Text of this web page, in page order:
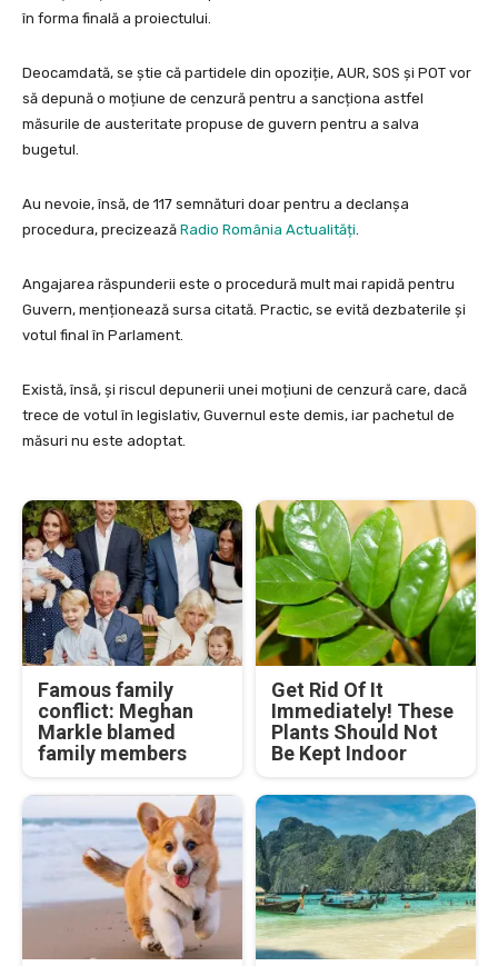
în forma finală a proiectului.
Deocamdată, se știe că partidele din opoziție, AUR, SOS și POT vor
să depună o moțiune de cenzură pentru a sancționa astfel
măsurile de austeritate propuse de guvern pentru a salva
bugetul.
Au nevoie, însă, de 117 semnături doar pentru a declanșa
procedura, precizează Radio România Actualități.
Angajarea răspunderii este o procedură mult mai rapidă pentru
Guvern, menționează sursa citată. Practic, se evită dezbaterile și
votul final în Parlament.
Există, însă, și riscul depunerii unei moțiuni de cenzură care, dacă
trece de votul în legislativ, Guvernul este demis, iar pachetul de
măsuri nu este adoptat.
Famous family
conflict: Meghan
Markle blamed
family members
Get Rid Of It
Immediately! These
Plants Should Not
Be Kept Indoor